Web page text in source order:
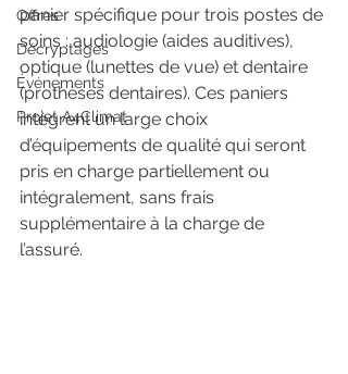
Offres
Décryptages
Événements
Projet A4Climat
panier spécifique pour trois postes de
soins : audiologie (aides auditives),
optique (lunettes de vue) et dentaire
(prothèses dentaires). Ces paniers
intègrent un large choix
d’équipements de qualité qui seront
pris en charge partiellement ou
intégralement, sans frais
supplémentaire à la charge de
l’assuré.